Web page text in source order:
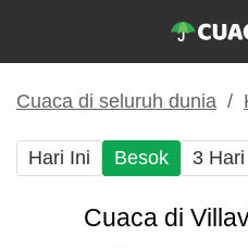
Cuaca di seluruh dunia
Hari Ini Besok 3 Hari
Cuaca di